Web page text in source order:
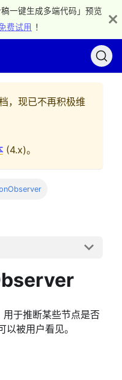
一键生成多端代码」预览
费试用 ！
，现已不再积极维
(4.x)。
用于推断某些节点是否
被用户看见。